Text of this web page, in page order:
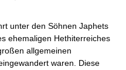
unter den Söhnen Japhets
ehemaligen Hethiterreiches
allgemeinen
waren. Diese